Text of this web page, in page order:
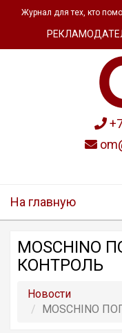
Журнал для тех, кто
На главную
MOSCHINO
КОНТРОЛЬ
Новости
MOSCHINO